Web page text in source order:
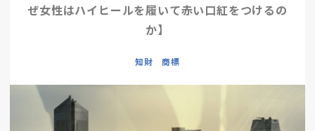
ぜ女性はハイヒールを履いて赤い口紅をつけるの
か】
知財 商標